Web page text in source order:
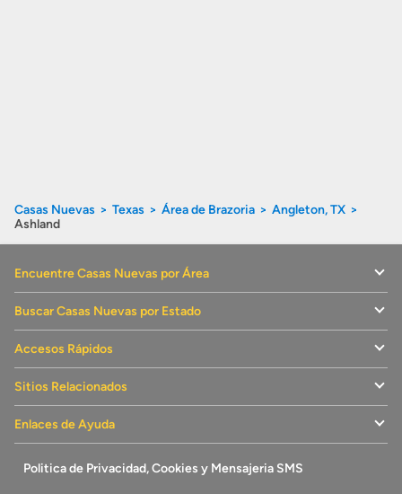
Casas Nuevas Texas Área de Brazoria
Angleton, TX
Ashland
Encuentre Casas Nuevas por Área
Buscar Casas Nuevas por Estado
Accesos Rápidos
Sitios Relacionados
Enlaces de Ayuda
Politica de Privacidad, Cookies y Mensajeria SMS